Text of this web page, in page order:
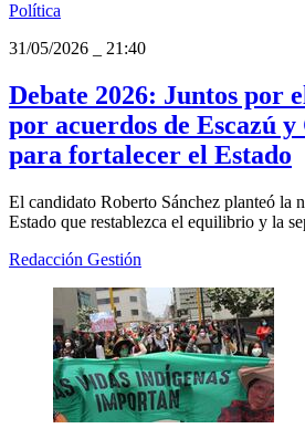
Política
31/05/2026
21:40
Debate 2026: Juntos por
por acuerdos de Escazú
para fortalecer el Estado
El candidato Roberto Sánchez planteó la
Estado que restablezca el equilibrio y la
Redacción Gestión